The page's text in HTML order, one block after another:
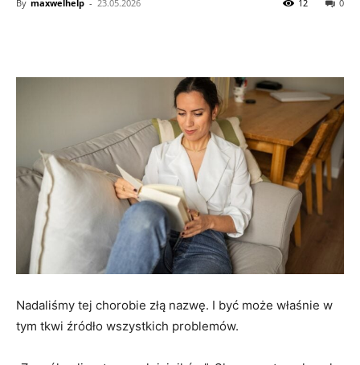
By maxwelhelp - 23.05.2026 0
12
Nadaliśmy tej chorobie złą nazwę. I być może właśnie w
tym tkwi źródło wszystkich problemów.